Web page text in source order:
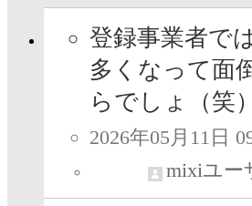
登録事業者で
多くなって面
らでしょ（笑）
2026年05月11日
mixiユー